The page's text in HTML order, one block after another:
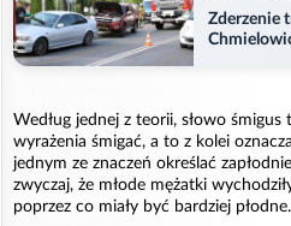
Zderzenie
Według jednej z teorii, słowo
wyrażenia śmigać, a to z kolei
jednym ze znaczeń określać
zwyczaj, że młode mężatki
poprzez co miały być bardziej płodne.